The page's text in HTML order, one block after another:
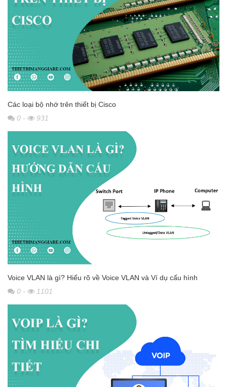
Các loại bộ nhớ trên thiết bị Cisco
0 - 931
Voice VLAN là gì? Hiểu rõ về Voice VLAN và Ví dụ cấu hình
0 - 1101